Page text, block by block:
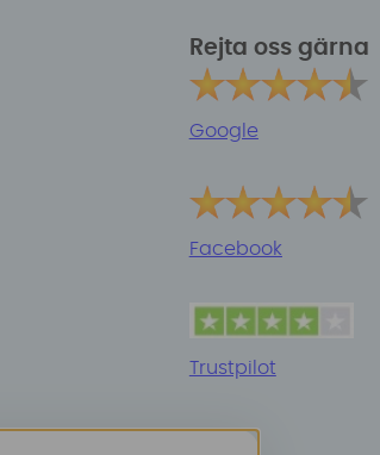
Rejta oss gärna
Google
Facebook
Trustpilot